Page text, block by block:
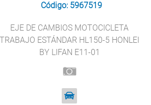
Código: 5967519
EJE DE CAMBIOS MOTOCICLETA
TRABAJO ESTÁNDAR HL150-5 HONLEI
BY LIFAN E11-01